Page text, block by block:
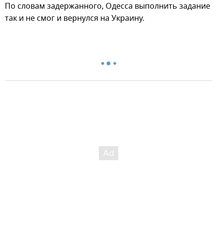
По словам задержанного, Одесса выполнить задание
так и не смог и вернулся на Украину.